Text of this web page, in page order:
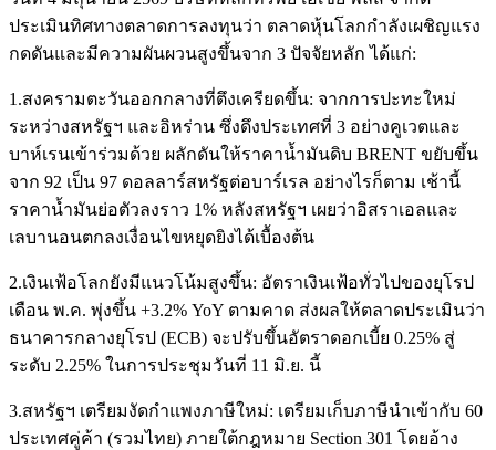
ประเมินทิศทางตลาดการลงทุนว่า ตลาดหุ้นโลกกำลังเผชิญแรง
กดดันและมีความผันผวนสูงขึ้นจาก 3 ปัจจัยหลัก ได้แก่:
1.สงครามตะวันออกกลางที่ตึงเครียดขึ้น: จากการปะทะใหม่
ระหว่างสหรัฐฯ และอิหร่าน ซึ่งดึงประเทศที่ 3 อย่างคูเวตและ
บาห์เรนเข้าร่วมด้วย ผลักดันให้ราคาน้ำมันดิบ BRENT ขยับขึ้น
จาก 92 เป็น 97 ดอลลาร์สหรัฐต่อบาร์เรล อย่างไรก็ตาม เช้านี้
ราคาน้ำมันย่อตัวลงราว 1% หลังสหรัฐฯ เผยว่าอิสราเอลและ
เลบานอนตกลงเงื่อนไขหยุดยิงได้เบื้องต้น
2.เงินเฟ้อโลกยังมีแนวโน้มสูงขึ้น: อัตราเงินเฟ้อทั่วไปของยุโรป
เดือน พ.ค. พุ่งขึ้น +3.2% YoY ตามคาด ส่งผลให้ตลาดประเมินว่า
ธนาคารกลางยุโรป (ECB) จะปรับขึ้นอัตราดอกเบี้ย 0.25% สู่
ระดับ 2.25% ในการประชุมวันที่ 11 มิ.ย. นี้
3.สหรัฐฯ เตรียมงัดกำแพงภาษีใหม่: เตรียมเก็บภาษีนำเข้ากับ 60
ประเทศคู่ค้า (รวมไทย) ภายใต้กฎหมาย Section 301 โดยอ้าง